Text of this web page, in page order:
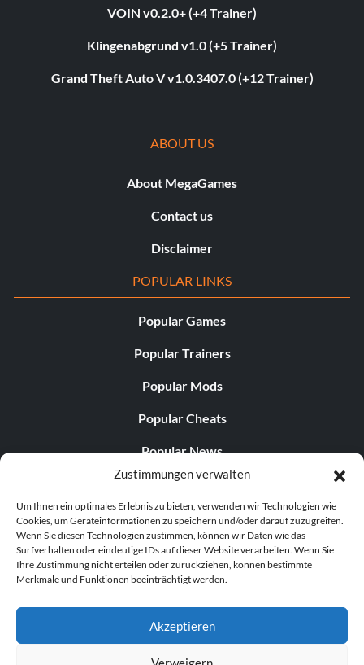
Zustimmungen verwalten
Um Ihnen ein optimales Erlebnis zu bieten, verwenden wir Technologien wie
Cookies, um Geräteinformationen zu speichern und/oder darauf zuzugreifen.
Wenn Sie diesen Technologien zustimmen, können wir Daten wie das
Surfverhalten oder eindeutige IDs auf dieser Website verarbeiten. Wenn Sie
Ihre Zustimmung nicht erteilen oder zurückziehen, können bestimmte
Merkmale und Funktionen beeinträchtigt werden.
Akzeptieren
VOIN v0.2.0+ (+4 Trainer)
Klingenabgrund v1.0 (+5 Trainer)
Grand Theft Auto V v1.0.3407.0 (+12 Trainer)
ABOUT US
About MegaGames
Contact us
Disclaimer
POPULAR LINKS
Popular Games
Popular Trainers
Popular Mods
Popular Cheats
Popular News
Popular Editorials
Popular Free Games
LATEST UPDATES